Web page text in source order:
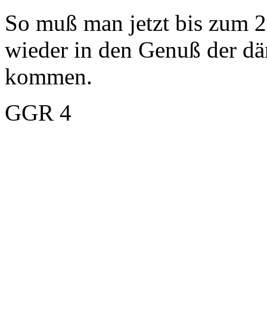
So muß man jetzt bis zum
wieder in den Genuß der
kommen.
GGR 4